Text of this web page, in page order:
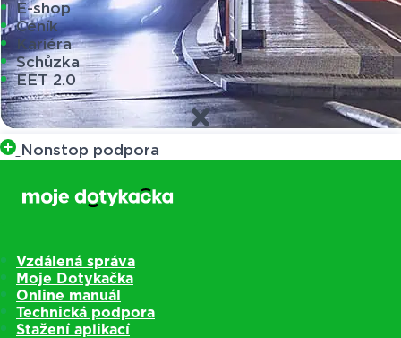
E-shop
Ceník
Kariéra
Schůzka
EET 2.0
Nonstop podpora
Vzdálená správa
Moje Dotykačka
Online manuál
Technická podpora
Stažení aplikací